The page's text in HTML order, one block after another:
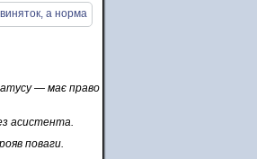
— має право
асистента.
поваги.